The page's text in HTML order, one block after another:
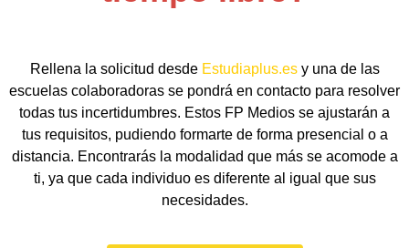
Rellena la solicitud desde Estudiaplus.esy una de las
escuelas colaboradoras se pondrá en contacto para resolver
todas tus incertidumbres. Estos FP Medios se ajustarán a
tus requisitos, pudiendo formarte de forma presencial o a
distancia. Encontrarás la modalidad que más se acomode a
ti, ya que cada individuo es diferente al igual que sus
necesidades.